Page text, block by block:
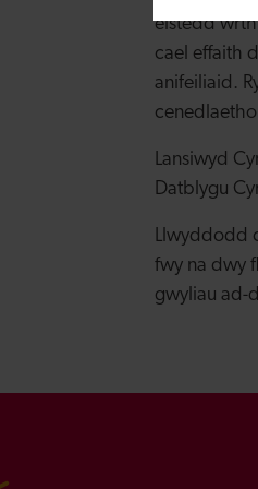
eistedd
cael effaith
anifeiliaid.
Lansiwyd
Datblygu
Llwyddodd
fwy na dwy
gwyliau ad-